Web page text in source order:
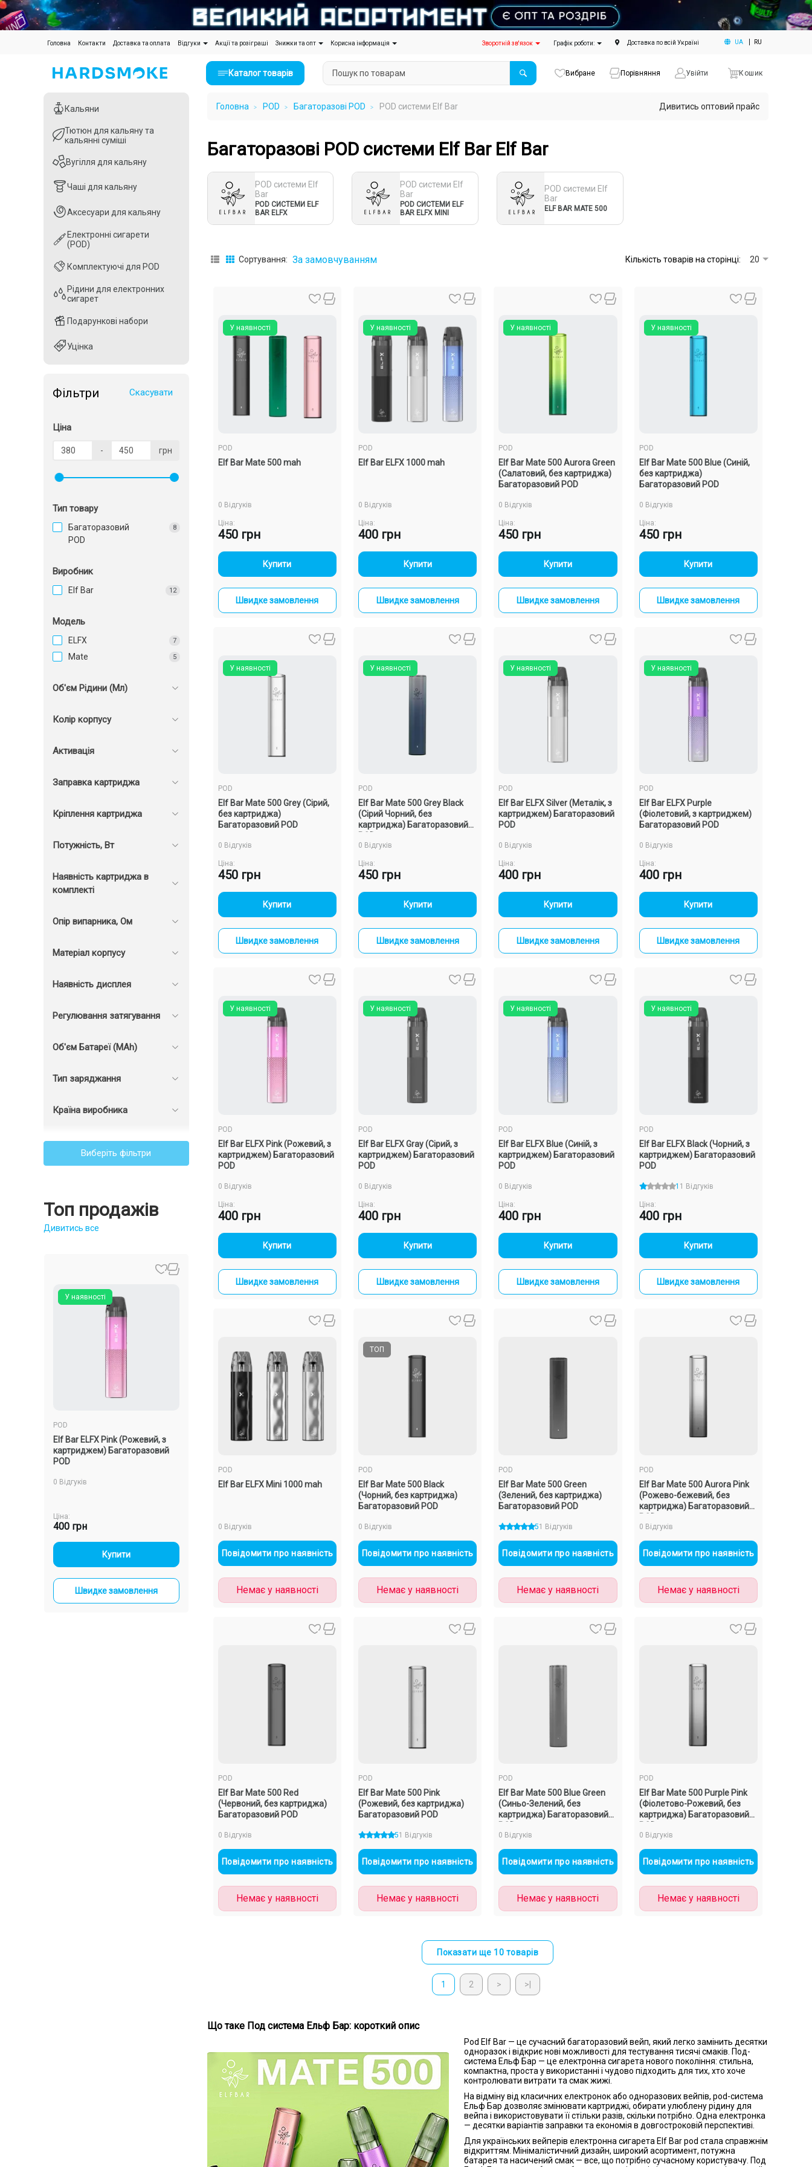
Головна (current)
Контакти Доставка та оплата Відгуки Акції та розіграші Знижки та опт Корисна інформація Зворотній зв'язок Графік роботи: Доставка по всій Україні UA RU
Каталог товарів Вибране Порівняння Увійти Кошик
Кальяни
Тютюн для кальяну та
кальянні суміші
Вугілля для кальяну
Чаші для кальяну
Аксесуари для кальяну
Електронні сигарети
(POD)
Комплектуючі для POD
Рідини для електронних
сигарет
Подарункові набори
Уцінка
Кальяни
Тютюн для кальяну та
кальянні суміші
Вугілля для кальяну
Чаші для кальяну
Аксесуари для кальяну
Електронні сигарети
(POD)
Комплектуючі для POD
Рідини для електронних
сигарет
Подарункові набори
Уцінка
Фільтри Скасувати
Ціна
- грн
Тип товару
Багаторазовий
POD
8
Виробник
Elf Bar 12
Модель
ELFX 7
Mate 5
Об'єм Рідини (Мл)
Колір корпусу
Активація
Заправка картриджа
Кріплення картриджа
Потужність, Вт
Наявність картриджа в
комплекті
Опір випарника, Ом
Матеріал корпусу
Наявність дисплея
Регулювання затягування
Об'єм Батареї (MAh)
Тип заряджання
Країна виробника
Виберіть фільтри
Топ продажів
Дивитись все
У наявності
POD
Elf Bar ELFX Pink (Рожевий, з
картриджем) Багаторазовий
POD
0 Відгуків
Ціна:
400 грн
Купити
Швидке замовлення
У наявності
Elf Bar ELFX Silver (Металік, з
0 Відгуків
400 грн
Купити
Швидке замовлення
Головна POD Багаторазові POD POD cистеми Elf Bar Дивитись оптовий прайс
Багаторазові POD системи Elf Bar Elf Bar
POD cистеми Elf
Bar
POD СИСТЕМИ ELF
BAR ELFX
POD cистеми Elf
Bar
POD СИСТЕМИ ELF
BAR ELFX MINI
POD cистеми Elf
Bar
ELF BAR MATE 500
Сортування: За замовчуванням Кількість товарів на сторінці: 20
У наявності
POD
Elf Bar Mate 500 mah
0 Відгуків
Ціна:
450 грн
- +
Купити
Швидке замовлення
У наявності
POD
Elf Bar ELFX 1000 mah
0 Відгуків
Ціна:
400 грн
- +
Купити
Швидке замовлення
У наявності
POD
Elf Bar Mate 500 Aurora Green
(Салатовий, без картриджа)
Багаторазовий POD
0 Відгуків
Ціна:
450 грн
- +
Купити
Швидке замовлення
У наявності
POD
Elf Bar Mate 500 Blue (Синій,
без картриджа)
Багаторазовий POD
0 Відгуків
Ціна:
450 грн
- +
Купити
Швидке замовлення
У наявності
POD
Elf Bar Mate 500 Grey (Сірий,
без картриджа)
Багаторазовий POD
0 Відгуків
Ціна:
450 грн
- +
Купити
Швидке замовлення
У наявності
POD
Elf Bar Mate 500 Grey Black
(Сірий Чорний, без
картриджа) Багаторазовий
0 Відгуків
Ціна:
450 грн
- +
Купити
Швидке замовлення
У наявності
POD
Elf Bar ELFX Silver (Металік, з
картриджем) Багаторазовий
POD
0 Відгуків
Ціна:
400 грн
- +
Купити
Швидке замовлення
У наявності
POD
Elf Bar ELFX Purple
(Фіолетовий, з картриджем)
Багаторазовий POD
0 Відгуків
Ціна:
400 грн
- +
Купити
Швидке замовлення
У наявності
POD
Elf Bar ELFX Pink (Рожевий, з
картриджем) Багаторазовий
POD
0 Відгуків
Ціна:
400 грн
- +
Купити
Швидке замовлення
У наявності
POD
Elf Bar ELFX Gray (Сірий, з
картриджем) Багаторазовий
POD
0 Відгуків
Ціна:
400 грн
- +
Купити
Швидке замовлення
У наявності
POD
Elf Bar ELFX Blue (Синій, з
картриджем) Багаторазовий
POD
0 Відгуків
Ціна:
400 грн
- +
Купити
Швидке замовлення
У наявності
POD
Elf Bar ELFX Black (Чорний, з
картриджем) Багаторазовий
POD
1 1 Відгуків
Ціна:
400 грн
- +
Купити
Швидке замовлення
POD
Elf Bar ELFX Mini 1000 mah
0 Відгуків
Повідомити про наявність
Немає у наявності
ТОП
POD
Elf Bar Mate 500 Black
(Чорний, без картриджа)
Багаторазовий POD
0 Відгуків
Повідомити про наявність
Немає у наявності
POD
Elf Bar Mate 500 Green
(Зелений, без картриджа)
Багаторазовий POD
51 Відгуків
Повідомити про наявність
Немає у наявності
POD
Elf Bar Mate 500 Aurora Pink
(Рожево-бежевий, без
картриджа) Багаторазовий
0 Відгуків
Повідомити про наявність
Немає у наявності
POD
Elf Bar Mate 500 Red
(Червоний, без картриджа)
Багаторазовий POD
0 Відгуків
Повідомити про наявність
Немає у наявності
POD
Elf Bar Mate 500 Pink
(Рожевий, без картриджа)
Багаторазовий POD
51 Відгуків
Повідомити про наявність
Немає у наявності
POD
Elf Bar Mate 500 Blue Green
(Синьо-Зелений, без
картриджа) Багаторазовий
0 Відгуків
Повідомити про наявність
Немає у наявності
POD
Elf Bar Mate 500 Purple Pink
(Фіолетово-Рожевий, без
картриджа) Багаторазовий
0 Відгуків
Повідомити про наявність
Немає у наявності
Показати ще 10 товарів
1 2 > >|
Що таке Под система Ельф Бар: короткий опис
Pod Elf Bar — це сучасний багаторазовий вейп, який легко замінить десятки
одноразок і відкриє нові можливості для тестування тисячі смаків. Под-
система Ельф Бар — це електронна сигарета нового покоління: стильна,
компактна, проста у використанні і чудово підходить для тих, хто хоче
контролювати витрати та смак жижі.
На відміну від класичних електронок або одноразових вейпів, pod-система
Ельф Бар дозволяє змінювати картриджі, обирати улюблену рідину для
вейпа і використовувати її стільки разів, скільки потрібно. Одна електронка
— десятки варіантів заправки та економія в довгостроковій перспективі.
Для українських вейперів електронна сигарета Elf Bar pod стала справжнім
відкриттям. Мінімалістичний дизайн, широкий асортимент, потужна
батарея та насичений смак — все, що потрібно сучасному користувачу. Под